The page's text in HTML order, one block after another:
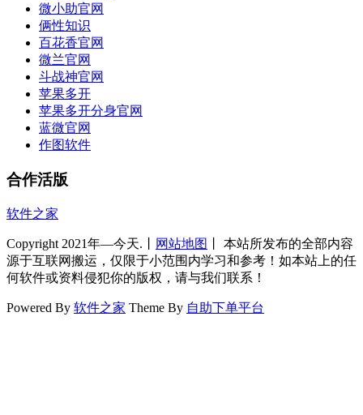
微小助官网
俩性知识
百花香官网
微兰官网
斗战神官网
苹果多开
苹果多开分身官网
蓝微官网
作图软件
合作活版
软件之家
Copyright 2021年—今天.丨 网站地图
丨 本站所发布的全部内容
源于互联网搬运，仅限于小范围内学习和参考！如本站上的任
何软件或资料侵犯你的版权，请与我们联系！
Powered By 软件之家 Theme By 自助下单平台